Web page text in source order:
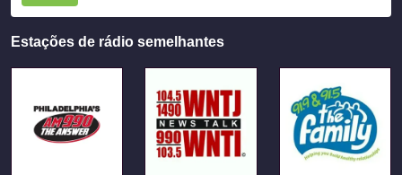
Estações de rádio semelhantes